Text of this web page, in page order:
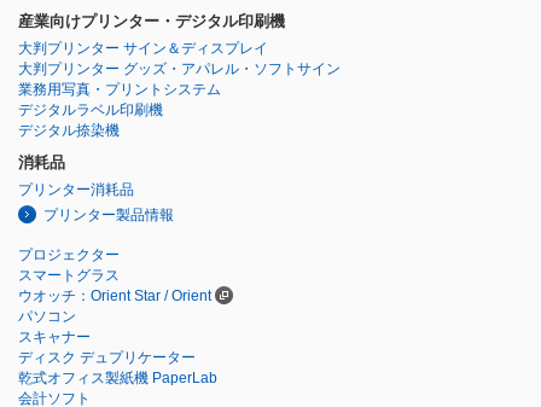
産業向けプリンター・デジタル印刷機
大判プリンター サイン＆ディスプレイ
大判プリンター グッズ・アパレル・ソフトサイン
業務用写真・プリントシステム
デジタルラベル印刷機
デジタル捺染機
消耗品
プリンター消耗品
プリンター製品情報
プロジェクター
スマートグラス
ウオッチ：Orient Star / Orient
パソコン
スキャナー
ディスク デュプリケーター
乾式オフィス製紙機 PaperLab
会計ソフト